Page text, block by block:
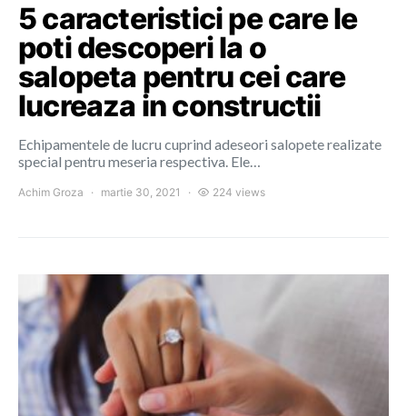
5 caracteristici pe care le
poti descoperi la o
salopeta pentru cei care
lucreaza in constructii
Echipamentele de lucru cuprind adeseori salopete realizate
special pentru meseria respectiva. Ele…
Achim Groza martie 30, 2021 224 views